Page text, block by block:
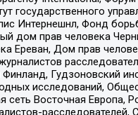
государственного
Интернешнл, Фонд
дом прав человека
Ереван, Дом прав
Гудзоновский
исследований,
Восточная Европа,